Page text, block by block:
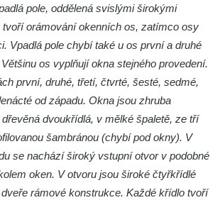
pole, oddělená svislými širokými
tvoří orámování okenních os, zatímco osy
Vpadlá pole chybí také u os první a druhé
os vyplňují okna stejného provedení.
první, druhé, třetí, čtvrté, šesté, sedmé,
od západu. Okna jsou zhruba
dvoukřídlá, v mělké špaletě, ze tří
šambránou (chybí pod okny). V
se nachází široký vstupní otvor v podobné
oken. V otvoru jsou široké čtyřkřídlé
rámové konstrukce. Každé křídlo tvoří